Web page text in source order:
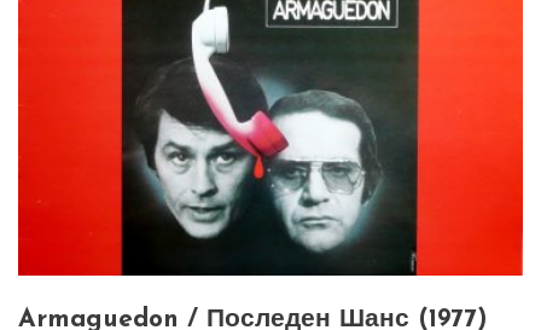
Armaguedon / Последен Шанс (1977)